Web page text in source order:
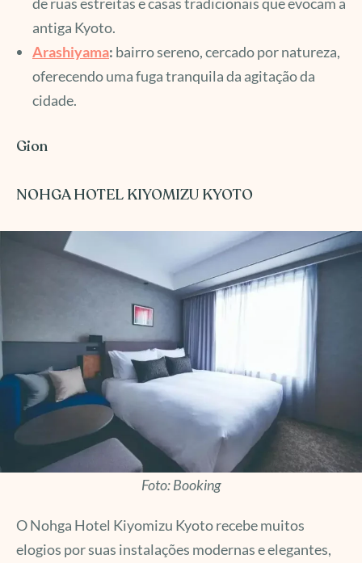
antiga Kyoto.
Arashiyama: bairro sereno, cercado por natureza,
oferecendo uma fuga tranquila da agitação da
cidade.
Gion
NOHGA HOTEL KIYOMIZU KYOTO
Foto: Booking
O Nohga Hotel Kiyomizu Kyoto recebe muitos
elogios por suas instalações modernas e elegantes,